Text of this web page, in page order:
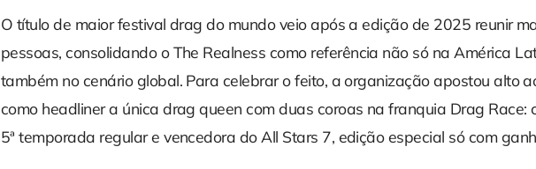
O título de maior festival drag do mundo veio após a edição de 2025 reunir
pessoas, consolidando o The Realness como referência não só na América
também no cenário global. Para celebrar o feito, a organização apostou alto
como headliner a única drag queen com duas coroas na franquia Drag Race:
5ª temporada regular e vencedora do All Stars 7, edição especial só com